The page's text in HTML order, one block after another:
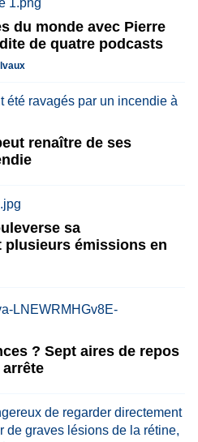
du monde avec Pierre
de quatre podcasts
renaître de ses
sa
plusieurs émissions en
? Sept aires de repos
arrête